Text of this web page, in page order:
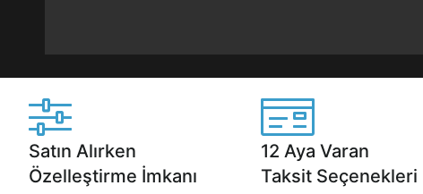
Satın Alırken
Özelleştirme İmkanı
12 Aya Varan
Taksit Seçenekleri